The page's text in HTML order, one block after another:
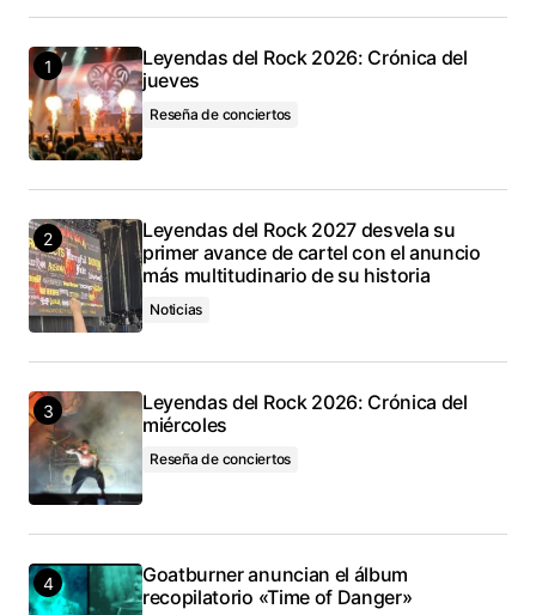
Leyendas del Rock 2026: Crónica del
jueves
Reseña de conciertos
Leyendas del Rock 2027 desvela su
primer avance de cartel con el anuncio
más multitudinario de su historia
Noticias
Leyendas del Rock 2026: Crónica del
miércoles
Reseña de conciertos
Goatburner anuncian el álbum
recopilatorio «Time of Danger»